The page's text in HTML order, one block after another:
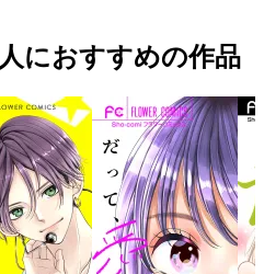
におすすめの作品